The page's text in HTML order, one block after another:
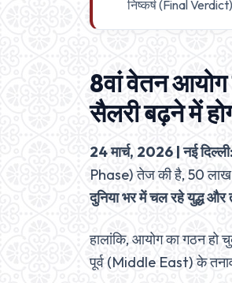
निष्कर्ष (Final Verdict)
8वां वेतन आयोग
सैलरी बढ़ने में
24 मार्च, 2026 | नई दिल्ली:
Phase) तेज की है, 50 लाख
दुनिया भर में चल रहे युद्ध
हालांकि, आयोग का गठन हो
पूर्व (Middle East) के तनाव